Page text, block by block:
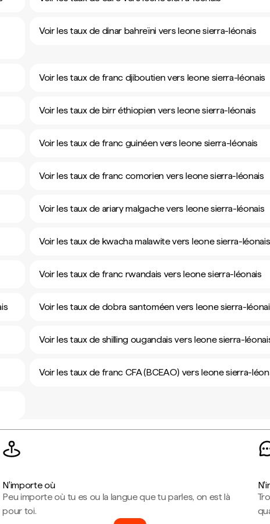
Voir les taux de dinar bahreïni vers leone sierra-léonais
Voir les taux de franc djiboutien vers leone sierra-léonais
Voir les taux de birr éthiopien vers leone sierra-léonais
Voir les taux de franc guinéen vers leone sierra-léonais
Voir les taux de franc comorien vers leone sierra-léonais
Voir les taux de ariary malgache vers leone sierra-léonais
Voir les taux de kwacha malawite vers leone sierra-léonais
Voir les taux de franc rwandais vers leone sierra-léonais
Voir les taux de dobra santoméen vers leone sierra-
Voir les taux de shilling ougandais vers leone sierra-
Voir les taux de franc CFA (BCEAO) vers leone sierra-
N'importe où
Peu importe où tu es ou la langue que tu parles, on est là
pour toi.